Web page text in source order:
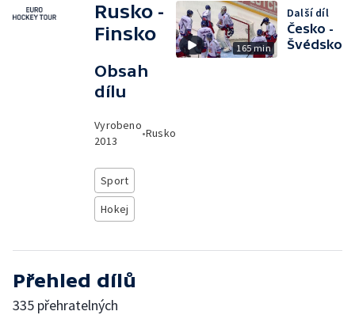
Rusko -
Finsko
Obsah
dílu
Vyrobeno
2013
•Rusko
Sport
Hokej
165 min
Další díl
Česko -
Švédsko
Přehled dílů
335 přehratelných